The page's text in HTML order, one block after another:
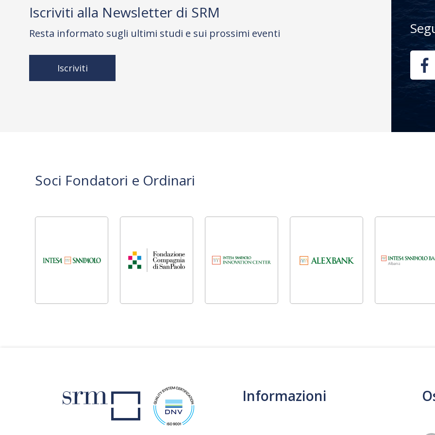
Iscriviti alla Newsletter di SRM
Resta informato sugli ultimi studi e sui prossimi eventi
Iscriviti
Soci Fondatori e Ordinari
Informazioni